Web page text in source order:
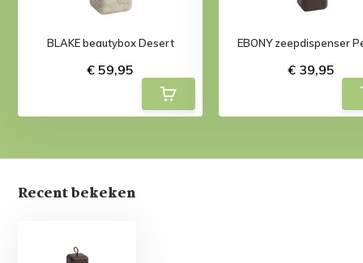
BLAKE beautybox Desert
€ 59,95
EBONY zeepdispenser
€ 39,95
Recent bekeken